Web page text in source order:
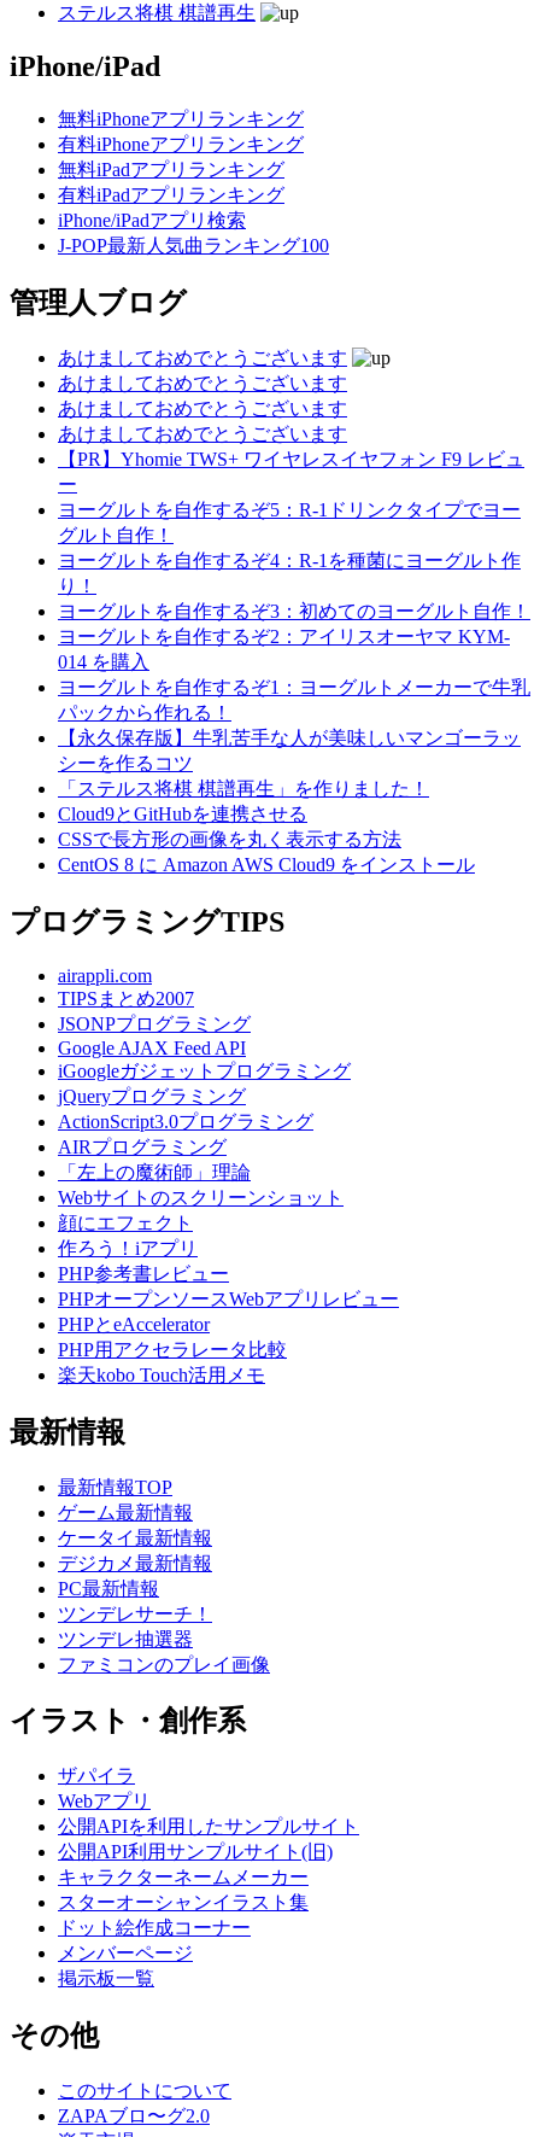
ステルス将棋 棋譜再生
iPhone/iPad
無料iPhoneアプリランキング
有料iPhoneアプリランキング
無料iPadアプリランキング
有料iPadアプリランキング
iPhone/iPadアプリ検索
J-POP最新人気曲ランキング100
管理人ブログ
あけましておめでとうございます
あけましておめでとうございます
あけましておめでとうございます
あけましておめでとうございます
【PR】Yhomie TWS+ ワイヤレスイヤフォン F9 レビュ
ー
ヨーグルトを自作するぞ5：R-1ドリンクタイプでヨー
グルト自作！
ヨーグルトを自作するぞ4：R-1を種菌にヨーグルト作
り！
ヨーグルトを自作するぞ3：初めてのヨーグルト自作！
ヨーグルトを自作するぞ2：アイリスオーヤマ KYM-
014 を購入
ヨーグルトを自作するぞ1：ヨーグルトメーカーで牛乳
パックから作れる！
【永久保存版】牛乳苦手な人が美味しいマンゴーラッ
シーを作るコツ
「ステルス将棋 棋譜再生」を作りました！
Cloud9とGitHubを連携させる
CSSで長方形の画像を丸く表示する方法
CentOS 8 に Amazon AWS Cloud9 をインストール
プログラミングTIPS
airappli.com
TIPSまとめ2007
JSONPプログラミング
Google AJAX Feed API
iGoogleガジェットプログラミング
jQueryプログラミング
ActionScript3.0プログラミング
AIRプログラミング
「左上の魔術師」理論
Webサイトのスクリーンショット
顔にエフェクト
作ろう！iアプリ
PHP参考書レビュー
PHPオープンソースWebアプリレビュー
PHPとeAccelerator
PHP用アクセラレータ比較
楽天kobo Touch活用メモ
最新情報
最新情報TOP
ゲーム最新情報
ケータイ最新情報
デジカメ最新情報
PC最新情報
ツンデレサーチ！
ツンデレ抽選器
ファミコンのプレイ画像
イラスト・創作系
ザパイラ
Webアプリ
公開APIを利用したサンプルサイト
公開API利用サンプルサイト(旧)
キャラクターネームメーカー
スターオーシャンイラスト集
ドット絵作成コーナー
メンバーページ
掲示板一覧
その他
このサイトについて
ZAPAブロ〜グ2.0